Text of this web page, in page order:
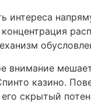
интереса
внимание
казино.
скрытый